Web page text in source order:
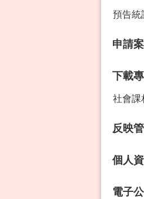
預告統
申請
下載
社會課
反映
個人
電子